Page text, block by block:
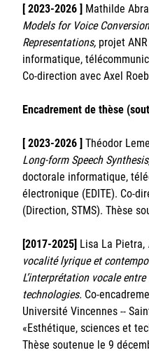
[ 2023-2026 ] Mathilde
Models for Voice
Representations, projet
informatique,
Co-direction avec Axel
Encadrement de thèse
[ 2023-2026 ] Théodor
Long-form Speech
doctorale informatique,
électronique (EDITE). Co-
(Direction, STMS). Thèse
[2017-2025] Lisa La Pietra,
vocalité lyrique et
L’interprétation vocale
technologies. Co-
Université Vincennes --
«Esthétique, sciences et
Thèse soutenue le 9